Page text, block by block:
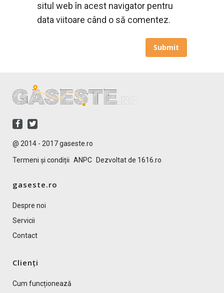
situl web în acest navigator pentru
data viitoare când o să comentez.
@ 2014 - 2017 gaseste.ro
Termeni și condiții ANPC Dezvoltat de 1616.ro
gaseste.ro
Despre noi
Servicii
Contact
Clienți
Cum funcționează